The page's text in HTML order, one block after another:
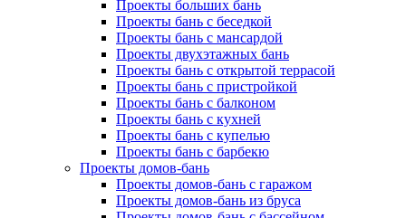
Проекты больших бань
Проекты бань с беседкой
Проекты бань с мансардой
Проекты двухэтажных бань
Проекты бань с открытой террасой
Проекты бань с пристройкой
Проекты бань с балконом
Проекты бань с кухней
Проекты бань с купелью
Проекты бань с барбекю
Проекты домов-бань
Проекты домов-бань с гаражом
Проекты домов-бань из бруса